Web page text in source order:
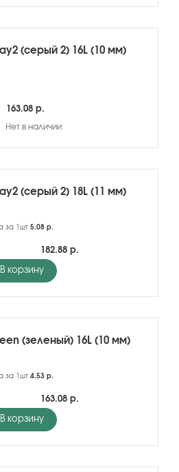
(серый 2) 16L (10 мм)
163.08 р.
Нет в наличии
(серый 2) 18L (11 мм)
за 1шт 5.08 р.
182.88 р.
В корзину
(зеленый) 16L (10 мм)
за 1шт 4.53 р.
163.08 р.
В корзину